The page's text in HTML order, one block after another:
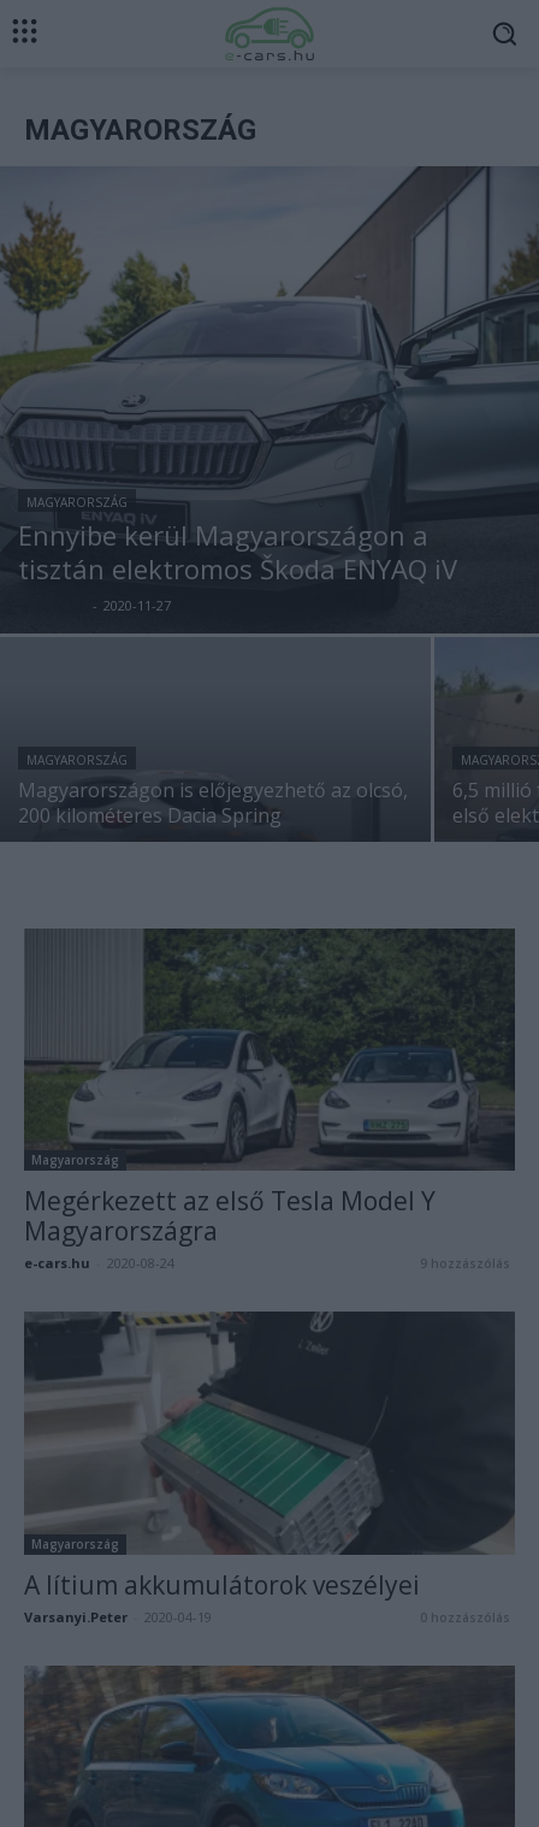
MAGYARORSZÁG
MAGYARORSZÁG
Ennyibe kerül Magyarországon a
tisztán elektromos Škoda ENYAQ iV
- 2020-11-27
MAGYARORSZÁG
Magyarországon is előjegyezhető az olcsó,
200 kilométeres Dacia Spring
6,5
első
Magyarország
Megérkezett az első Tesla Model Y
Magyarországra
e-cars.hu 2020-08-24 9 hozzászólás
Magyarország
A lítium akkumulátorok veszélyei
Varsanyi.Peter 2020-04-19 0 hozzászólás